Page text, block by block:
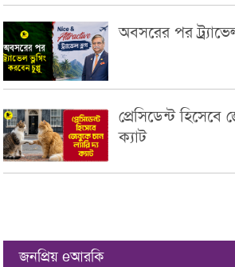
অবসরের পর
প্রেসিডেন্ট হিসেবে
ক্যাট
জনপ্রিয় eআরকি